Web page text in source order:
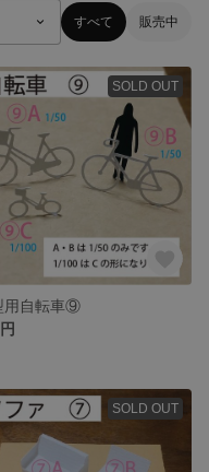
すべて 販売中
SOLD OUT
用自転車⑨
SOLD OUT